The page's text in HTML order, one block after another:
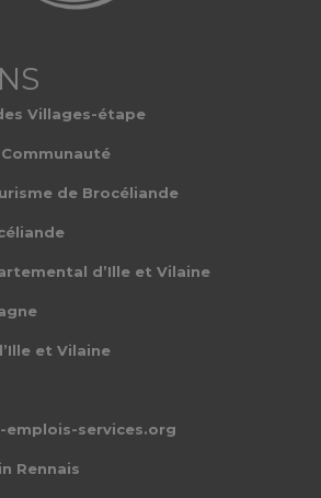
Villages-étape
de Brocéliande
d’Ille et Vilaine
et Vilaine
emplois-services.org
Rennais